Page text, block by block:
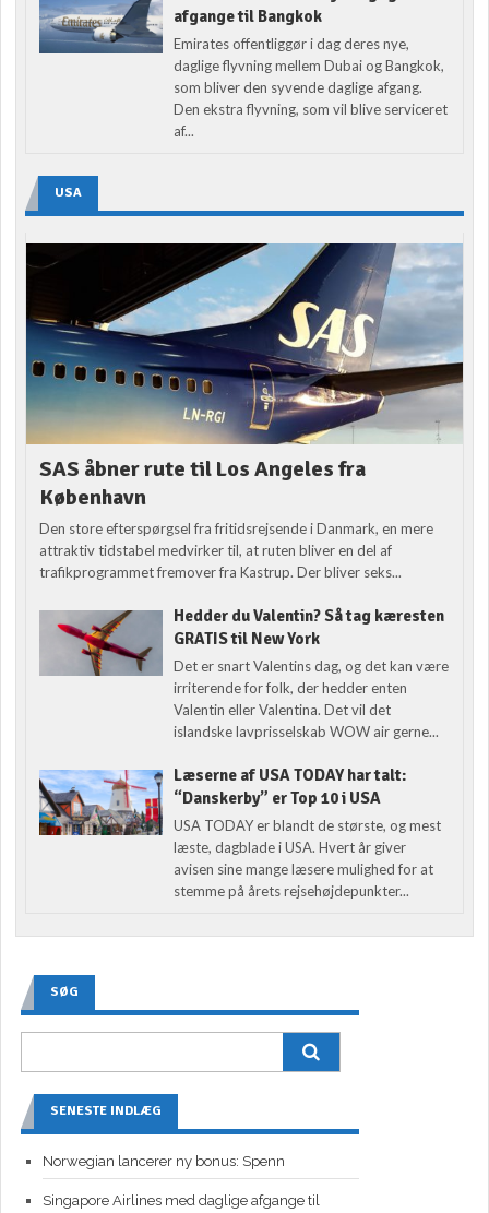
afgange til Bangkok
Emirates offentliggør i dag deres nye,
daglige flyvning mellem Dubai og Bangkok,
som bliver den syvende daglige afgang.
Den ekstra flyvning, som vil blive serviceret
af...
USA
SAS åbner rute til Los Angeles fra
København
Den store efterspørgsel fra fritidsrejsende i Danmark, en mere
attraktiv tidstabel medvirker til, at ruten bliver en del af
trafikprogrammet fremover fra Kastrup. Der bliver seks...
Hedder du Valentin? Så tag kæresten
GRATIS til New York
Det er snart Valentins dag, og det kan være
irriterende for folk, der hedder enten
Valentin eller Valentina. Det vil det
islandske lavprisselskab WOW air gerne...
Læserne af USA TODAY har talt:
“Danskerby” er Top 10 i USA
USA TODAY er blandt de største, og mest
læste, dagblade i USA. Hvert år giver
avisen sine mange læsere mulighed for at
stemme på årets rejsehøjdepunkter...
SØG
SENESTE INDLÆG
Norwegian lancerer ny bonus: Spenn
Singapore Airlines med daglige afgange til